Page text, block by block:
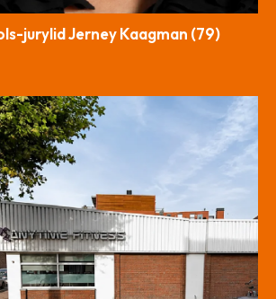
jurylid Jerney Kaagman (79)